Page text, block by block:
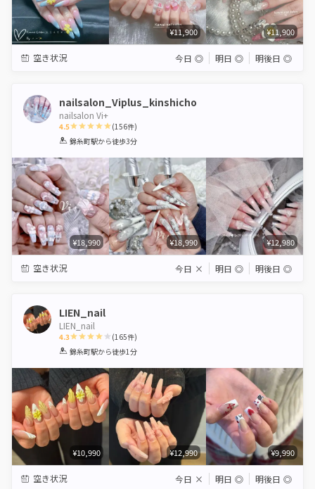
¥11,900 ¥11,900
空き状況 今日 ◎ 明日 ◎ 明後日 ◎
nailsalon_Viplus_kinshicho
nailsalon Vi+
4.5
1 2 3 4 5
(156件)
錦糸町駅から徒歩3分
¥18,990 ¥18,990 ¥12,980
空き状況 今日 × 明日 ◎ 明後日 ◎
LIEN_nail
LIEN_nail
4.3
1 2 3 4 5
(165件)
錦糸町駅から徒歩1分
¥10,990 ¥12,990 ¥9,990
空き状況 今日 × 明日 ◎ 明後日 ◎